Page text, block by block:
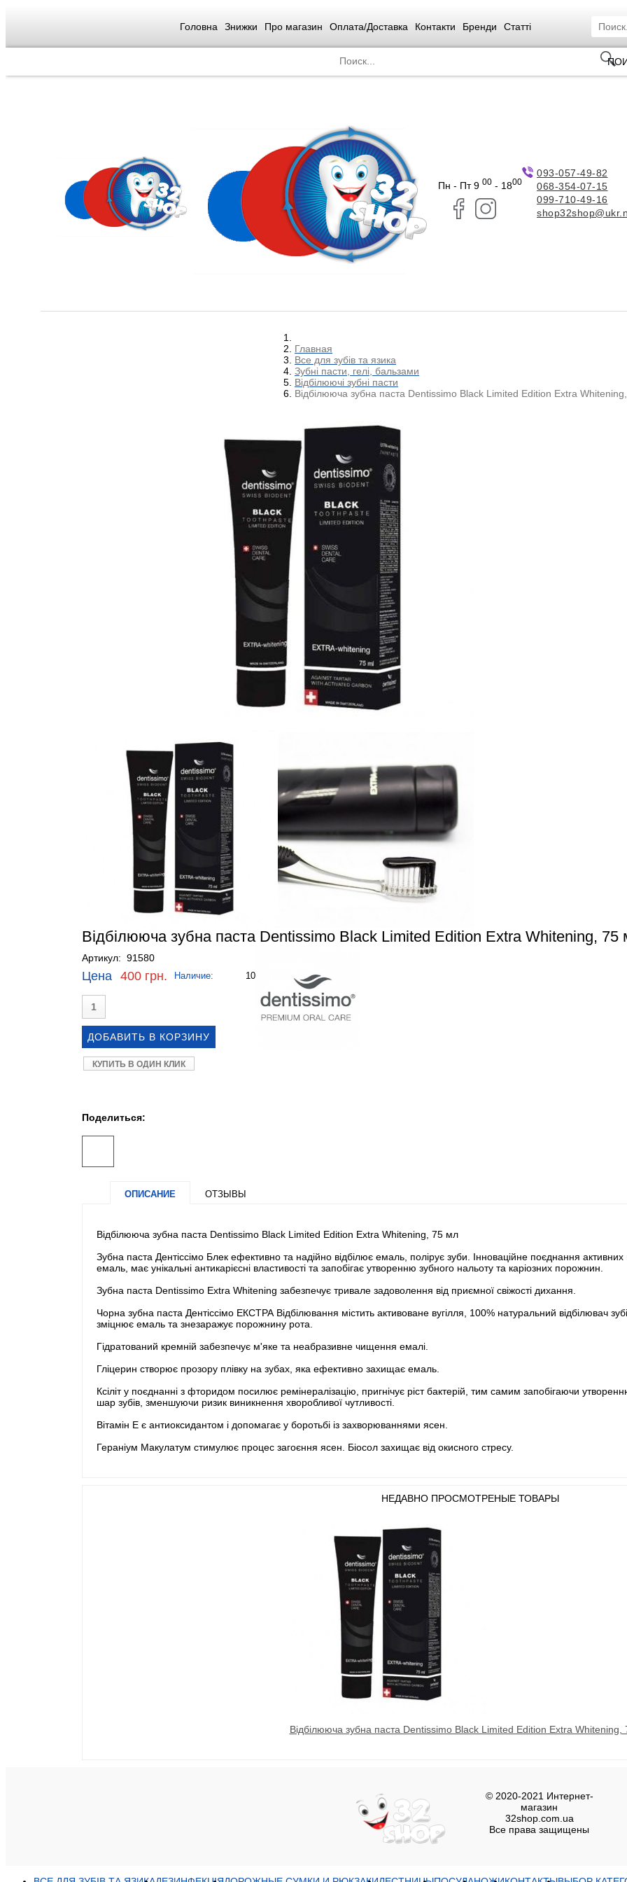
Головна Знижки Про магазин Оплата/Доставка Контакти Бренди Статті
Пн - Пт 9 00 - 1800
093-057-49-82
068-354-07-15
099-710-49-16
Главная
Все для зубів та язика
Зубні пасти, гелі, бальзами
Відбілюючі зубні пасти
Відбілююча зубна паста Dentissimo Black Limited Edition Extra
Відбілююча зубна паста Dentissimo Black Limited Edition Extra Whitening, 75
Артикул: 91580
Цена 400 грн. Наличие: 10
КУПИТЬ В ОДИН КЛИК
Поделиться:
ОПИСАНИЕ ОТЗЫВЫ
Відбілююча зубна паста Dentissimo Black Limited Edition Extra Whitening, 75 мл
Зубна паста Дентіссімо Блек ефективно та надійно відбілює емаль, полірує зуби. Інноваційне поєднання активних
емаль, має унікальні антикарієсні властивості та запобігає утворенню зубного нальоту та каріозних порожнин.
Зубна паста Dentissimo Extra Whitening забезпечує тривале задоволення від приємної свіжості дихання.
Чорна зубна паста Дентіссімо ЕКСТРА Відбілювання містить активоване вугілля, 100% натуральний відбілювач
зміцнює емаль та знезаражує порожнину рота.
Гідратований кремній забезпечує м'яке та неабразивне чищення емалі.
Гліцерин створює прозору плівку на зубах, яка ефективно захищає емаль.
Ксіліт у поєднанні з фторидом посилює ремінералізацію, пригнічує ріст бактерій, тим самим запобігаючи
шар зубів, зменшуючи ризик виникнення хворобливої ​​чутливості.
Вітамін Е є антиоксидантом і допомагає у боротьбі із захворюваннями ясен.
Гераніум Макулатум стимулює процес загоєння ясен. Біосол захищає від окисного стресу.
НЕДАВНО ПРОСМОТРЕНЫЕ ТОВАРЫ
Відбілююча зубна паста Dentissimo Black Limited Edition Extra Whitening,
© 2020-2021 Интернет-
магазин
32shop.com.ua
Все права защищены